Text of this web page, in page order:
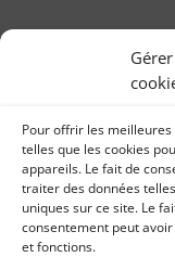
Pour offrir les
telles que les cookies
appareils. Le fait de
traiter des données
uniques sur ce site. Le
consentement peut
et fonctions.